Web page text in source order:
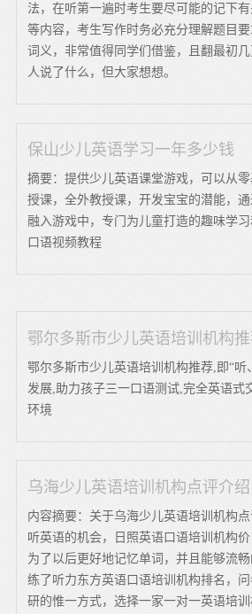
法，在听第一遍时考生要尽可能的记下
等内容，考生写作时务必充分理解题目
词义，非常值得同学们借鉴，且翻最初
人说了什么，但大家想想。
保山少儿英语学习一年多少钱
摘要：提供少儿英语课堂游戏，可以从
授课，全外教授课，开发宝宝的潜能，
融入游戏中，专门为儿童打造的趣味学
口语视频教程
鄂尔多斯市少儿英语培训机构
鄂尔多斯市少儿英语培训机构推荐,即“听
发展,助力孩子三一口语测试,完全英语式
环境
乌海少儿英语培训机构点评介绍
内容摘要：关于乌海少儿英语培训机构
听英语的机会，日照英语口语培训机构
为了以后更好地记忆单词，并且能够流
练了听力东方英语口语培训机构排名，
研的惟一方式，选择一家一对一英语培